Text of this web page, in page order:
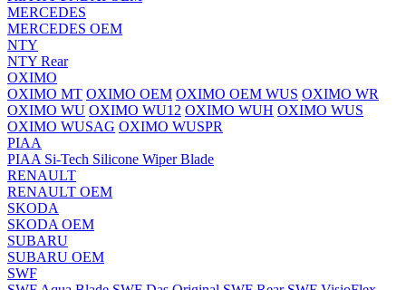
MERCEDES
MERCEDES OEM
NTY
NTY Rear
OXIMO
OXIMO MT OXIMO OEM OXIMO OEM WUS OXIMO WR
OXIMO WU OXIMO WU12 OXIMO WUH OXIMO WUS
OXIMO WUSAG OXIMO WUSPR
PIAA
PIAA Si-Tech Silicone Wiper Blade
RENAULT
RENAULT OEM
SKODA
SKODA OEM
SUBARU
SUBARU OEM
SWF